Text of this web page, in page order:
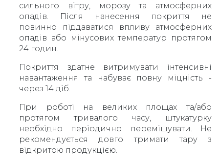
сильного вітру, морозу та атмосферних
опадів. Після нанесення покриття не
повинно піддаватися впливу атмосферних
опадів або мінусових температур протягом
24 годин.
Покриття здатне витримувати інтенсивні
навантаження та набуває повну міцність -
через 14 діб.
При роботі на великих площах та/або
протягом тривалого часу, штукатурку
необхідно періодично перемішувати. Не
рекомендується довго тримати тару з
відкритою продукцією.